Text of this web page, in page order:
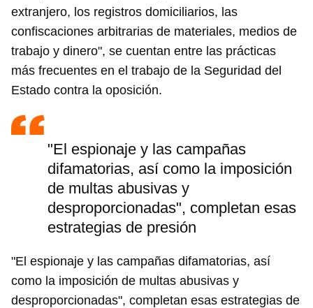
extranjero, los registros domiciliarios, las
confiscaciones arbitrarias de materiales, medios de
trabajo y dinero", se cuentan entre las prácticas
más frecuentes en el trabajo de la Seguridad del
Estado contra la oposición.
"El espionaje y las campañas
difamatorias, así como la imposición
de multas abusivas y
desproporcionadas", completan esas
estrategias de presión
"El espionaje y las campañas difamatorias, así
como la imposición de multas abusivas y
desproporcionadas", completan esas estrategias de